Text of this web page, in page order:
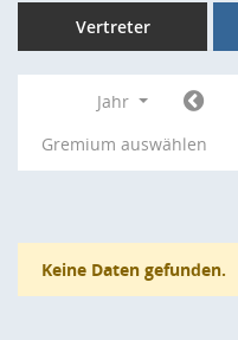
Vertreter
Jahr
Gremium auswählen
Keine Daten gefunden.